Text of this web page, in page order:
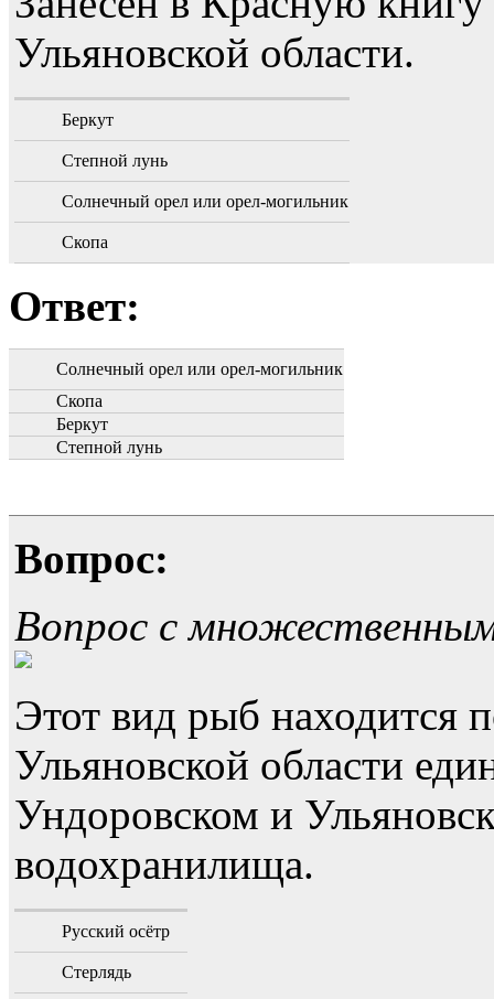
Ульяновской области.
Беркут
Степной лунь
Солнечный орел или орел-могильник
Скопа
Ответ:
Солнечный орел или орел-могильник
Скопа
Беркут
Степной лунь
Вопрос:
Вопрос с
Этот вид рыб находится
Ульяновской области
Ундоровском и
водохранилища.
Русский осётр
Стерлядь